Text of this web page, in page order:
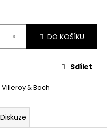
DO KOŠÍKU
Villeroy & Boch
Sdílet
Diskuze